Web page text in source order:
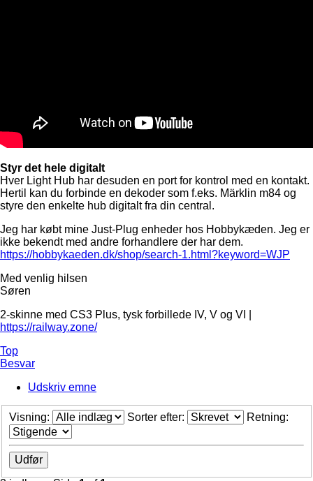
Styr det hele digitalt
Hver Light Hub har desuden en port for kontrol med en kontakt.
Hertil kan du forbinde en dekoder som f.eks. Märklin m84 og
styre den enkelte hub digitalt fra din central.
Jeg har købt mine Just-Plug enheder hos Hobbykæden. Jeg er
ikke bekendt med andre forhandlere der har dem.
https://hobbykaeden.dk/shop/search-1.html?keyword=WJP
Med venlig hilsen
Søren
2-skinne med CS3 Plus, tysk forbillede IV, V og VI |
https://railway.zone/
Top
Besvar
Udskriv emne
Visning: Sorter efter: Retning: